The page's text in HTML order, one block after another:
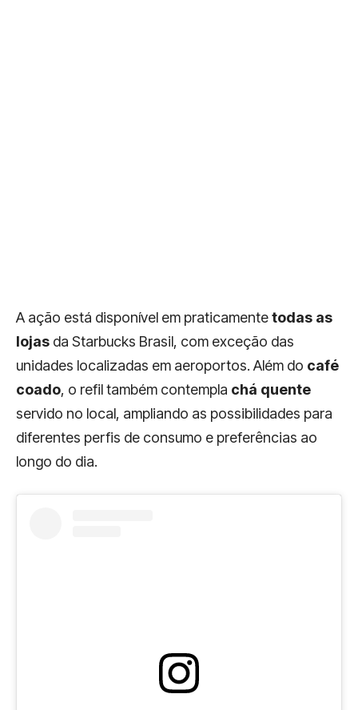
A ação está disponível em praticamentetodas as
lojas da Starbucks Brasil, com exceção das
unidades localizadas em aeroportos. Além do café
coado, o refil também contempla chá quente
servido no local, ampliando as possibilidades para
diferentes perfis de consumo e preferências ao
longo do dia.